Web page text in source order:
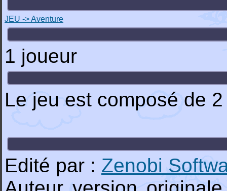
JEU -> Aventure
1 joueur
Le jeu est composé de
Edité par : Zenobi